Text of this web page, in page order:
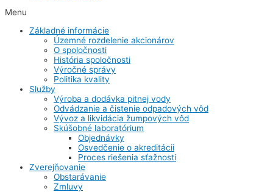
Menu
Základné informácie
Územné rozdelenie akcionárov
O spoločnosti
História spoločnosti
Výročné správy
Politika kvality
Služby
Výroba a dodávka pitnej vody
Odvádzanie a čistenie odpadových vôd
Vývoz a likvidácia žumpových vôd
Skúšobné laboratórium
Objednávky
Osvedčenie o akreditácii
Proces riešenia sťažnosti
Zverejňovanie
Obstarávanie
Zmluvy